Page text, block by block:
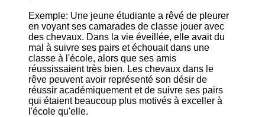
Exemple: Une jeune étudiante a rêvé de pleurer
en voyant ses camarades de classe jouer avec
des chevaux. Dans la vie éveillée, elle avait du
mal à suivre ses pairs et échouait dans une
classe à l'école, alors que ses amis
réussissaient très bien. Les chevaux dans le
rêve peuvent avoir représenté son désir de
réussir académiquement et de suivre ses pairs
qui étaient beaucoup plus motivés à exceller à
l'école qu'elle.